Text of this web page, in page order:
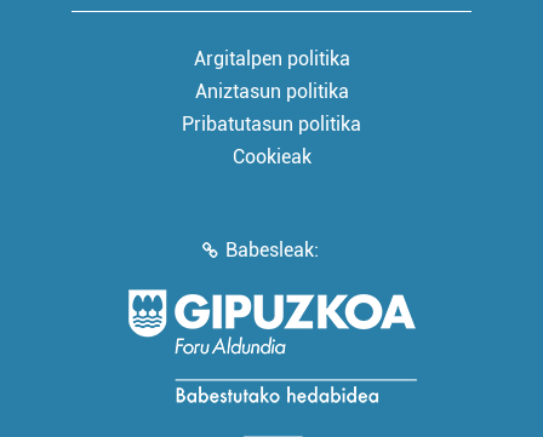
Argitalpen politika
Aniztasun politika
Pribatutasun politika
Cookieak
Babesleak: